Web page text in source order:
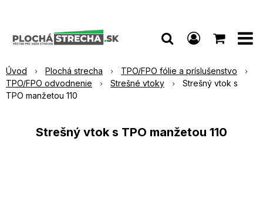
Úvod Plochá strecha
TPO/FPO fólie a príslušenstvo
TPO/FPO odvodnenie
Strešné vtoky
Strešný vtok s
TPO manžetou 110
Strešný vtok s TPO manžetou 110